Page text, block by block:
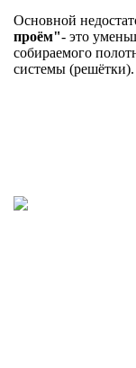
Основной
проём"- это
собираемого
системы (решётки).